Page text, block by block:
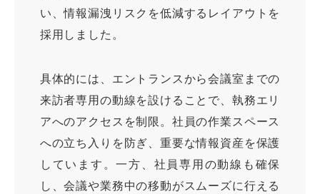
い、情報漏洩リスクを低減するレイアウトを
採用しました。
具体的には、エントランスから会議室までの
来訪者専用の動線を設けることで、執務エリ
アへのアクセスを制限。社員の作業スペース
への立ち入りを防ぎ、重要な情報資産を保護
しています。一方、社員専用の動線も確保
し、会議や業務中の移動がスムーズに行える